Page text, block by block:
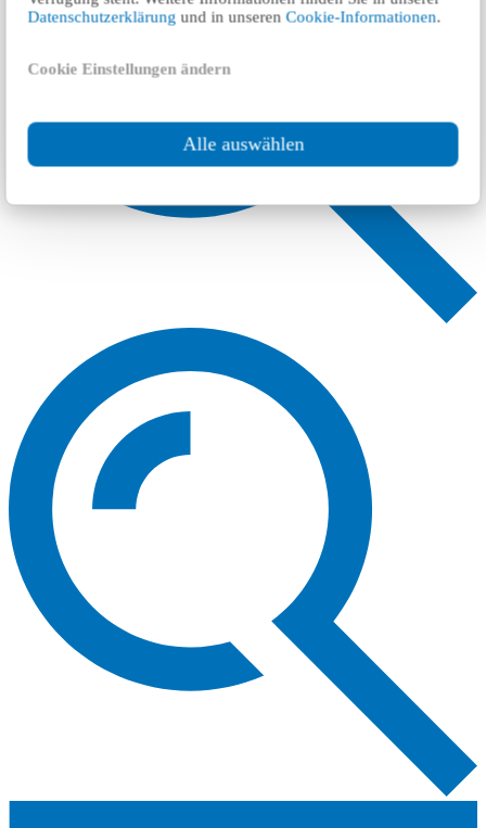
Datenschutzerklärung und in unserenCookie-Informationen.
Cookie Einstellungen ändern
Alle auswählen